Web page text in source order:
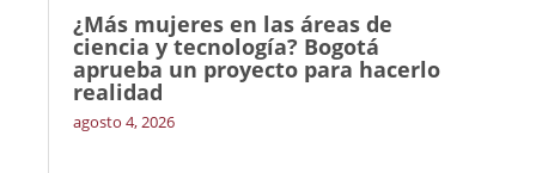
¿Más mujeres en las áreas de
ciencia y tecnología? Bogotá
aprueba un proyecto para hacerlo
realidad
agosto 4, 2026